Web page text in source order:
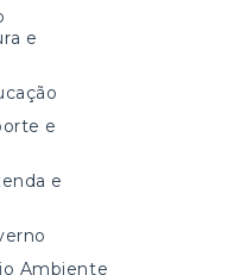
e
e
e
Ambiente